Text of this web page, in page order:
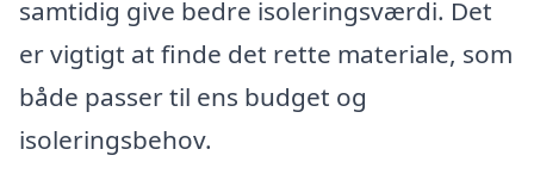
samtidig give bedre isoleringsværdi. Det
er vigtigt at finde det rette materiale, som
både passer til ens budget og
isoleringsbehov.